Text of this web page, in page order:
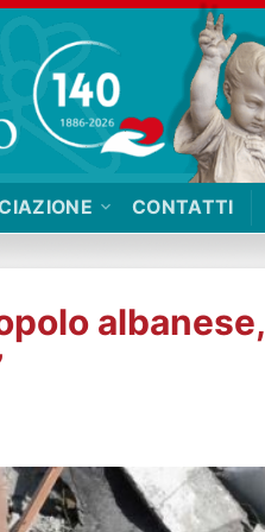
CONTATTI
albanese,